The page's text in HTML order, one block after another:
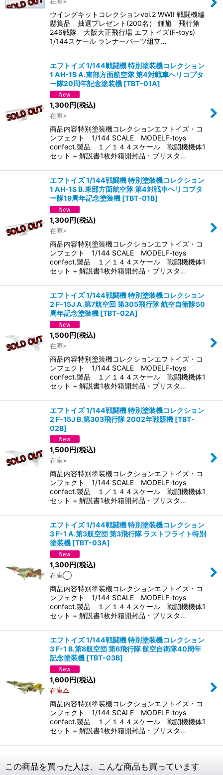
ウイングキットコレクションvol.2 WWII 戦闘機編
懸賞品 抽選プレゼント(200名） 鍾馗 飛行第
246戦隊 大阪大正飛行場 エフトイズ(F-toys)
1/144スケール ランナーパーツ組立…
エフトイズ 1/144戦闘機 特別塗装機コレクション
1 AH-1S A.東部方面航空隊 第4対戦車ヘリコプタ
ー隊20周年記念塗装機 [TBT-01A]
1,300 円(税込)
在庫×
商品内容特別塗装機コレクションエフトイズ・コ
ンフェクト 1/144 SCALE MODELF-toys
confect.製品 １／１４４スケール 戦闘機機体1
セット + 解説書1枚外箱開封品・ブリスタ…
エフトイズ 1/144戦闘機 特別塗装機コレクション
1 AH-1S B.東部方面航空隊 第4対戦車ヘリコプタ
ー隊19周年記念塗装機 [TBT-01B]
1,300円(税込)
在庫×
商品内容特別塗装機コレクションエフトイズ・コ
ンフェクト 1/144 SCALE MODELF-toys
confect.製品 １／１４４スケール 戦闘機機体1
セット + 解説書1枚外箱開封品・ブリスタ…
エフトイズ 1/144戦闘機 特別塗装機コレクション
2 F-15J A.第7航空団 第305飛行隊 航空自衛隊50
周年記念塗装機 [TBT-02A]
1,500円(税込)
在庫×
商品内容特別塗装機コレクションエフトイズ・コ
ンフェクト 1/144 SCALE MODELF-toys
confect.製品 １／１４４スケール 戦闘機機体1
セット + 解説書1枚外箱開封品・ブリスタ…
エフトイズ 1/144戦闘機 特別塗装機コレクション
2 F-15J B.第303飛行隊 2002年戦競機 [TBT-
02B]
1,500 円(税込)
在庫×
商品内容特別塗装機コレクションエフトイズ・コ
ンフェクト 1/144 SCALE MODELF-toys
confect.製品 １／１４４スケール 戦闘機機体1
セット + 解説書1枚外箱開封品・ブリスタ…
エフトイズ 1/144戦闘機 特別塗装機コレクション
3 F-1 A.第3航空団 第3飛行隊 ラストフライト特別
塗装機 [TBT-03A]
1,300円(税込)
在庫◯
商品内容特別塗装機コレクションエフトイズ・コ
ンフェクト 1/144 SCALE MODELF-toys
confect.製品 １／１４４スケール 戦闘機機体1
セット + 解説書1枚外箱開封品・ブリスタ…
エフトイズ 1/144戦闘機 特別塗装機コレクション
3 F-1 B.第8航空団 第6飛行隊 航空自衛隊40周年
記念塗装機 [TBT-03B]
1,600円(税込)
在庫△
商品内容特別塗装機コレクションエフトイズ・コ
ンフェクト 1/144 SCALE MODELF-toys
confect.製品 １／１４４スケール 戦闘機機体1
セット + 解説書1枚外箱開封品・ブリスタ…
この商品を買った人は、こんな商品も買っています